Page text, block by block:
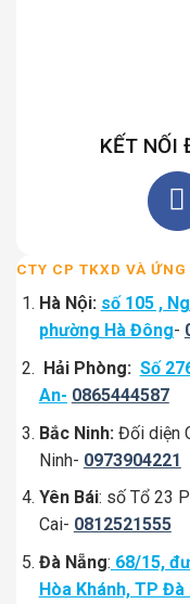
KẾT NỐI
CTY CP TKXD VÀ
Hà Nội: số 105 ,
phường Hà Đông-
Hải Phòng: Số
An- 0865444587
Bắc Ninh: Đối diện
Ninh- 0973904221
Yên Bái: số Tổ 23
Cai- 0812521555
Đà Nẵng: 68/15,
Hòa Khánh, TP Đà